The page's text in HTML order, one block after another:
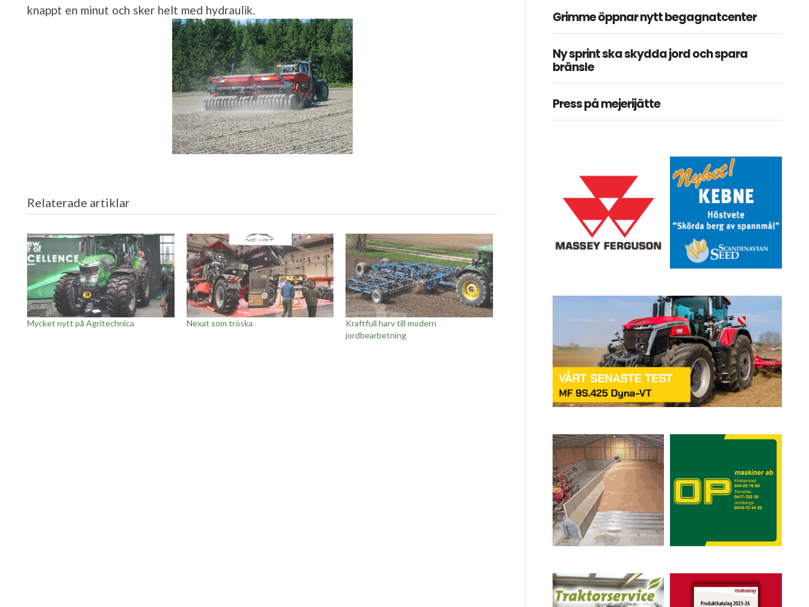
knappt en minut och sker helt med hydraulik.
Relaterade artiklar
Mycket nytt på Agritechnica Nexat som tröska
Kraftfull harv till modern
jordbearbetning
Grimme öppnar nytt begagnatcenter
Ny sprint ska skydda jord och spara
bränsle
Press på mejerijätte